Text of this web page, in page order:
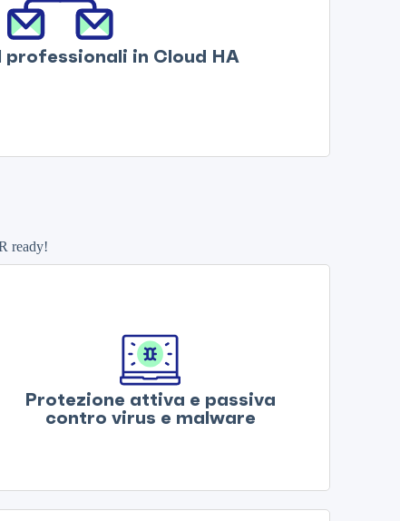
professionali in Cloud HA
ready!
Protezione attiva e passiva
contro virus e malware